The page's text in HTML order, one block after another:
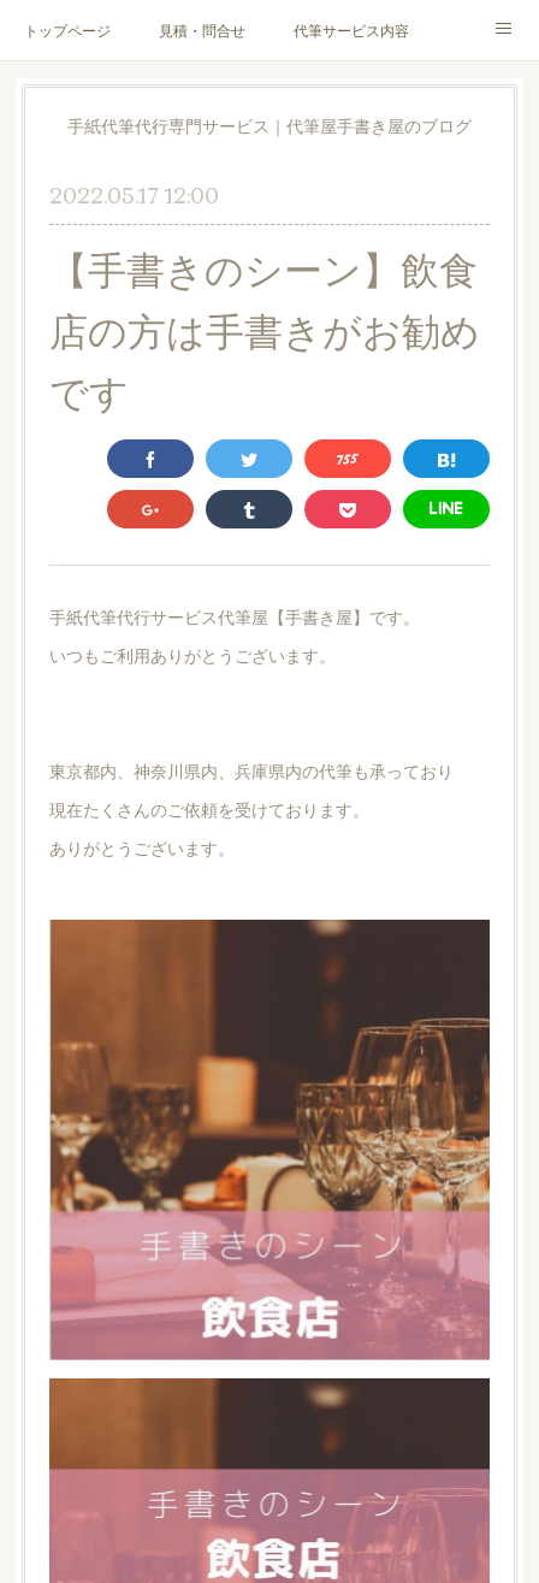
トップページ 見積・問合せ 代筆サービス内容
料金表 代筆サンプル 手紙文章作成代行サービス
ブログ お客様の声
Instagram
手紙代筆代行専門サービス｜代筆屋手書き屋のブログ
2022.05.17 12:00
【手書きのシーン】飲食
店の方は手書きがお勧め
です
手紙代筆代行サービス代筆屋【手書き屋】です。
いつもご利用ありがとうございます。
東京都内、神奈川県内、兵庫県内の代筆も承っており
現在たくさんのご依頼を受けております。
ありがとうございます。